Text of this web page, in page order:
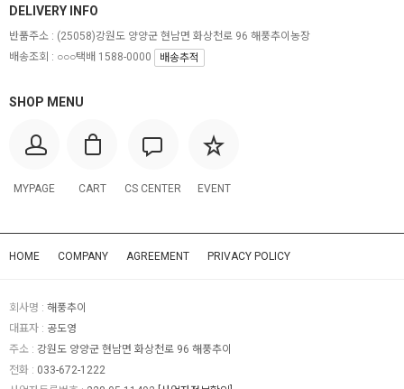
SHOP MENU
MYPAGE CART CS CENTER EVENT
DELIVERY INFO
반품주소 : (25058)강원도 양양군 현남면 화상천로 96 해풍추이농장
배송조회 : ○○○택배 1588-0000
배송추적
HOME COMPANY AGREEMENT PRIVACY POLICY
회사명 : 해풍추이
대표자 : 공도영
주소 : 강원도 양양군 현남면 화상천로 96 해풍추이
전화 : 033-672-1222